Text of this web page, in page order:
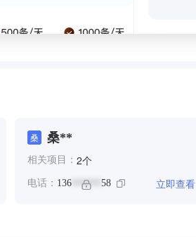
桑 桑**
相关项目： 2个
电话： 136 ****** 58 立即查看